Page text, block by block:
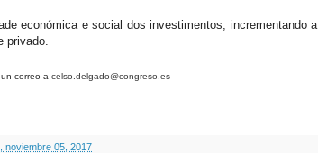
económica e social dos investimentos, incrementando a
privado.
correo a celso.delgado@congreso.es
noviembre 05, 2017